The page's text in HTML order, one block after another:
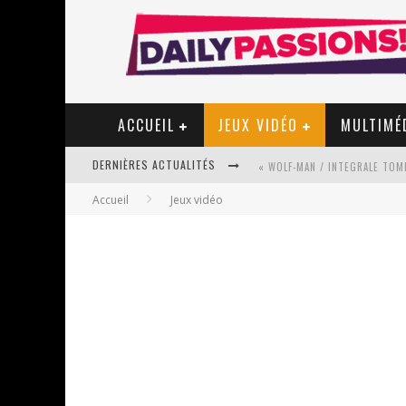
ACCUEIL JEUX VIDÉO
DERNIÈRES ACTUALITÉS
Accueil Jeux vidéo